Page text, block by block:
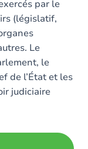
par le
(législatif,
Le
le
de l’État et les
judiciaire